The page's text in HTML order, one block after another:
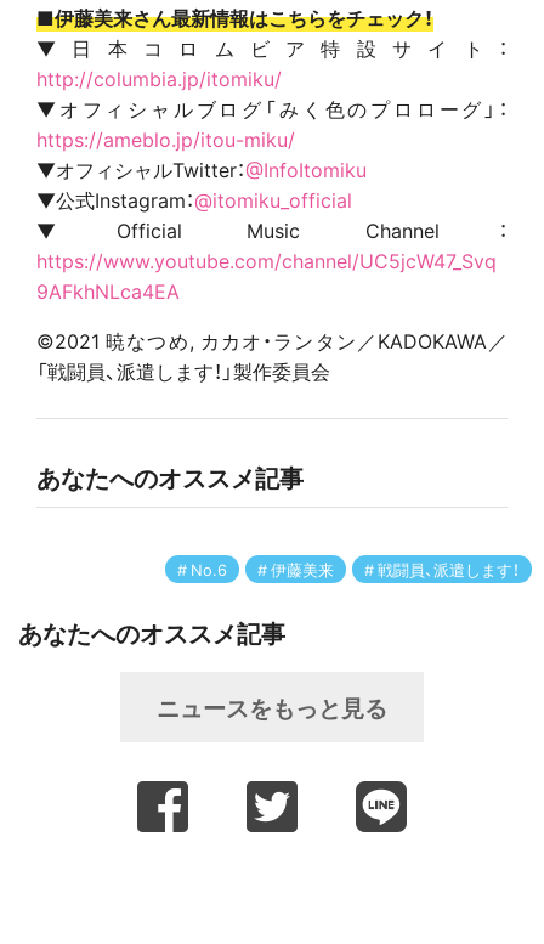
■伊藤美来さん最新情報はこちらをチェック！
▼日本コロムビア特設サイト：
http://columbia.jp/itomiku/
▼オフィシャルブログ「みく色のプロローグ」：
https://ameblo.jp/itou-miku/
▼オフィシャルTwitter：@InfoItomiku
▼公式Instagram：@itomiku_official
▼Official Music Channel：
https://www.youtube.com/channel/UC5jcW47_Svq
9AFkhNLca4EA
©2021 暁なつめ, カカオ・ランタン／KADOKAWA／
「戦闘員、派遣します！」製作委員会
あなたへのオススメ記事
No.6 伊藤美来 戦闘員、派遣します！
あなたへのオススメ記事
ニュースをもっと見る